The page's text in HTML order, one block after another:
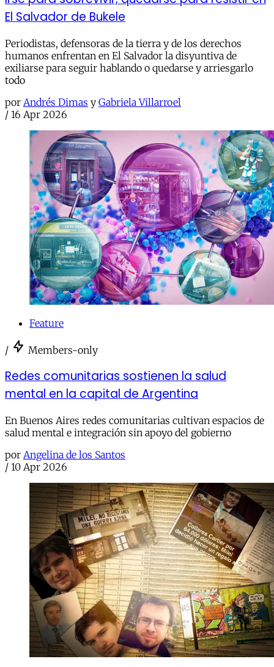
El Salvador de Bukele
Periodistas, defensoras de la tierra y de los derechos
humanos enfrentan en El Salvador la disyuntiva de
exiliarse para seguir hablando o quedarse y arriesgarlo
todo
por Andrés Dimas y Gabriela Villarroel
/ 16 Apr 2026
Feature
/ Members-only
Redes comunitarias sostienen la salud
mental en la capital de Argentina
En Buenos Aires redes comunitarias cultivan espacios de
salud mental e integración sin apoyo del gobierno
por Angelina de los Santos
/ 10 Apr 2026